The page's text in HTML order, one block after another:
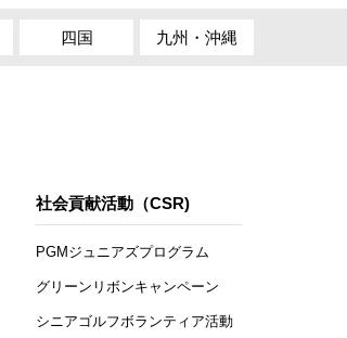
四国 九州・沖縄
社会貢献活動（CSR)
PGMジュニアズプログラム
グリーンリボンキャンペーン
シニアゴルフボランティア活動